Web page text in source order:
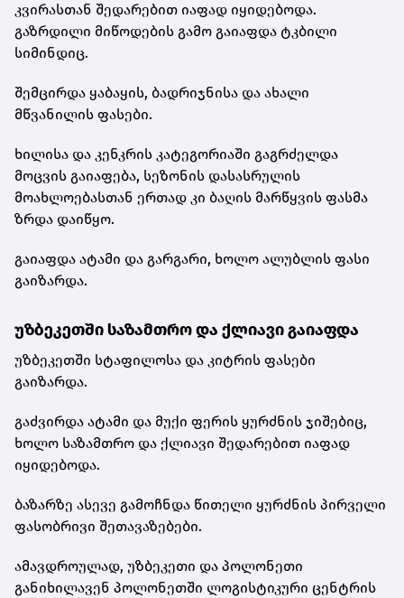
კვირასთან შედარებით იაფად იყიდებოდა.
გაზრდილი მიწოდების გამო გაიაფდა ტკბილი
სიმინდიც.
შემცირდა ყაბაყის, ბადრიჯნისა და ახალი
მწვანილის ფასები.
ხილისა და კენკრის კატეგორიაში გაგრძელდა
მოცვის გაიაფება, სეზონის დასასრულის
მოახლოებასთან ერთად კი ბაღის მარწყვის ფასმა
ზრდა დაიწყო.
გაიაფდა ატამი და გარგარი, ხოლო ალუბლის ფასი
გაიზარდა.
უზბეკეთში საზამთრო და ქლიავი გაიაფდა
უზბეკეთში სტაფილოსა და კიტრის ფასები
გაიზარდა.
გაძვირდა ატამი და მუქი ფერის ყურძნის ჯიშებიც,
ხოლო საზამთრო და ქლიავი შედარებით იაფად
იყიდებოდა.
ბაზარზე ასევე გამოჩნდა წითელი ყურძნის პირველი
ფასობრივი შეთავაზებები.
ამავდროულად, უზბეკეთი და პოლონეთი
განიხილავენ პოლონეთში ლოგისტიკური ცენტრის